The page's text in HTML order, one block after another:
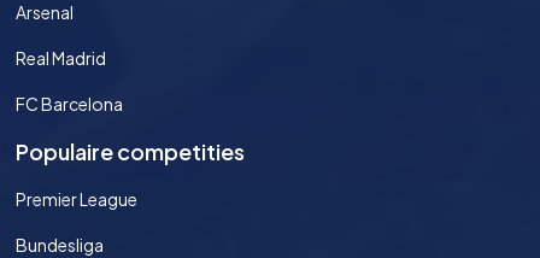
Arsenal
Real Madrid
FC Barcelona
Populaire competities
Premier League
Bundesliga